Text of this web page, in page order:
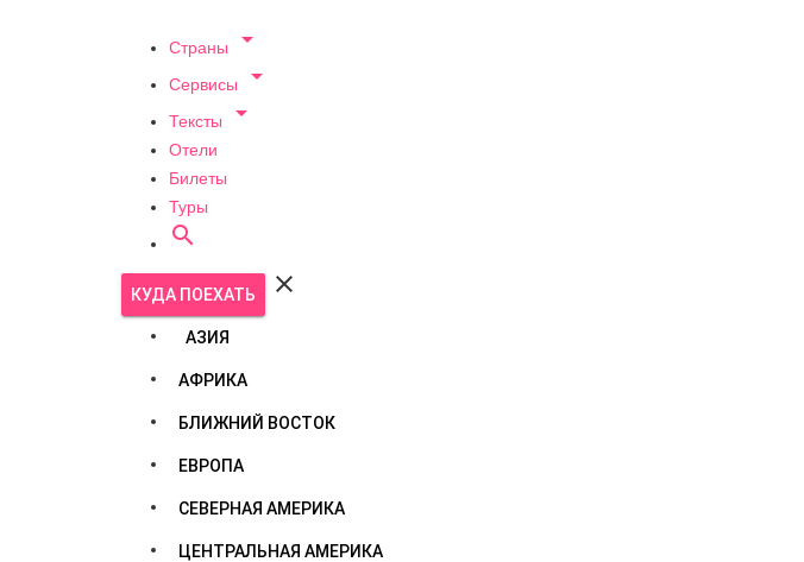
Страны 
Сервисы 
Тексты 
Отели
Билеты
Туры

КУДА ПОЕХАТЬ 
АЗИЯ
АФРИКА
БЛИЖНИЙ ВОСТОК
ЕВРОПА
СЕВЕРНАЯ АМЕРИКА
ЦЕНТРАЛЬНАЯ АМЕРИКА